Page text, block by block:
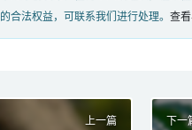
合法权益，可联系我们进行处理。 查
上一篇 下一